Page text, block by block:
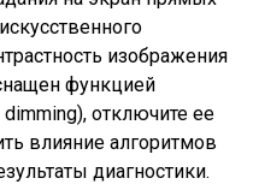
изображения
функцией
отключите ее
влияние алгоритмов
диагностики.